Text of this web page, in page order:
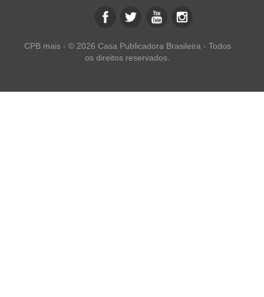
CPB mais - © 2026 Casa Publicadora Brasileira - Todos
os direitos reservados.